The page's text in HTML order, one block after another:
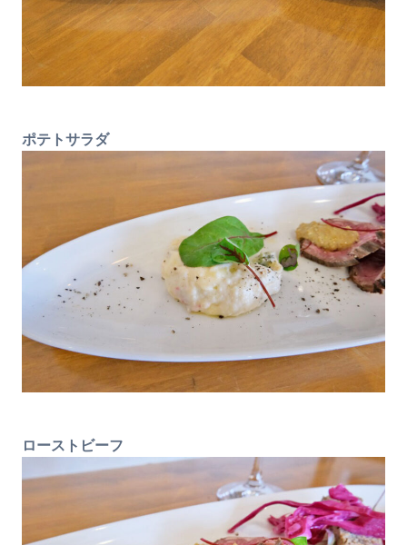
ポテトサラダ
ローストビーフ